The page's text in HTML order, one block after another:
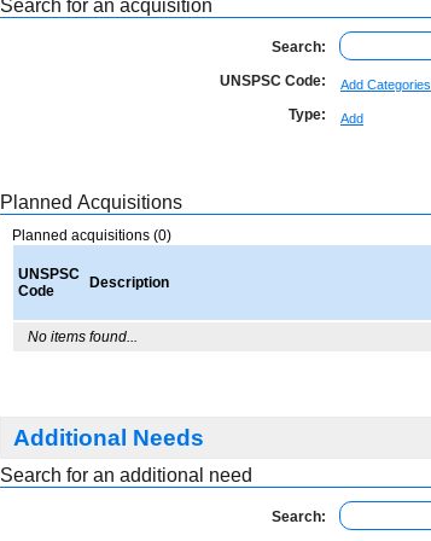
Search for an acquisition
Search:
UNSPSC Code:
Add Categories
Type: Add
Planned Acquisitions
Planned acquisitions (0)
UNSPSC
Code
Description
No items found...
Additional Needs
Search for an additional need
Search: